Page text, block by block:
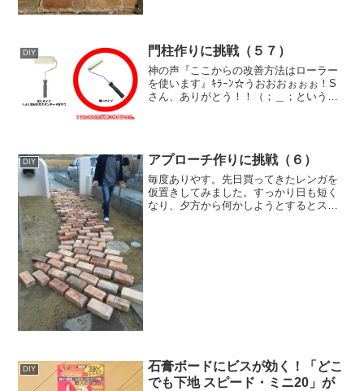
DIY 門柱作りに挑戦（５７）
神の声『ここからの改善方法はローラー
を使います』ｷﾗｰﾝ☆うおおおぉぉぉ！S
さん、ありがとう！！（；＿；というわ
DIY アプローチ作りに挑戦（６）
毎度ありやす。先日買ってきたレンガを
仮置きしてみました。すっかり日も短く
なり、夕方から何かしようとするとスグ
DIY
石膏ボードにビスが効く！「どこ
でも下地 スピード・ミニ20」が